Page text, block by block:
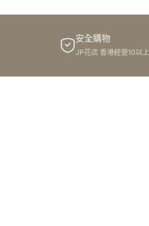
安全購物
JP花店 香港經營10以